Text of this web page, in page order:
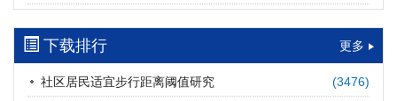
罗文格, 黄承锋, 关海长
2026, 12(3): 190-201.https://doi.org/10.16503/j.cnki.2095-
9931.2026.03.015
摘要 (24) HTML(23)
交能融合背景下零碳货运走廊利益主体的策略演化与影响因素
下载排行 更多
社区居民适宜步行距离阈值研究 (3476)